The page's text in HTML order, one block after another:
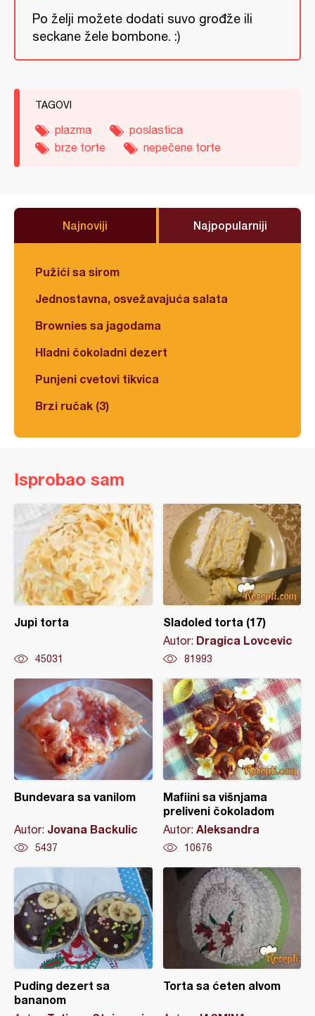
Po želji možete dodati suvo grođže ili
seckane žele bombone. :)
TAGOVI
plazma
poslastica
brze torte
nepečene torte
Najnoviji Najpopularniji
Pužići sa sirom
Jednostavna, osvežavajuća salata
Brownies sa jagodama
Hladni čokoladni dezert
Punjeni cvetovi tikvica
Brzi ručak (3)
Isprobao sam
Jupi torta
45031
Sladoled torta (17)
Autor: Dragica Lovcevic
81993
Bundevara sa vanilom
Autor: Jovana Backulic
5437
Mafiini sa višnjama
preliveni čokoladom
Autor: Aleksandra
10676
Puding dezert sa
bananom
Torta sa ćeten alvom